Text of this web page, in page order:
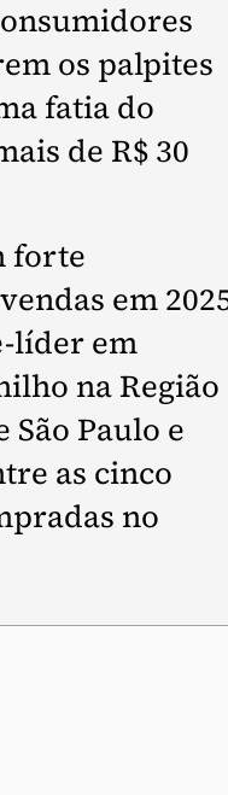
os palpites
fatia do
de R$ 30
forte
em
líder em
na Região
Paulo e
as cinco
no